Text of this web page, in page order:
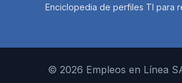
Enciclopedia de perfiles TI para
© 2026 Empleos en Línea